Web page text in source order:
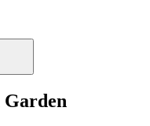
Garden